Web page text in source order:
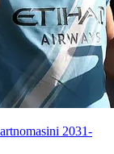
2031-